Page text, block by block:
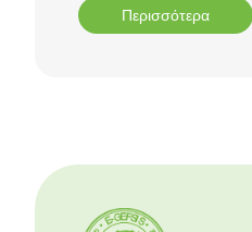
Περισσότερα